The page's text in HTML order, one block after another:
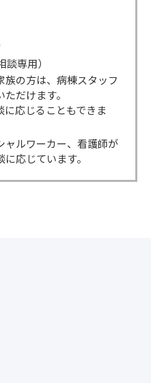
専用）
族の方は、病棟スタッフ
だけます。
応じることもできま
ャルワーカー、看護師が
応じています。